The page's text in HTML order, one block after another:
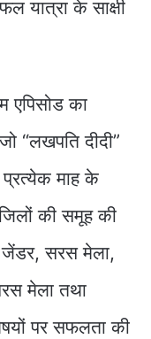
यात्रा के साक्षी
एपिसोड का
“लखपति दीदी”
माह के
जिलों की समूह की
जेंडर, सरस मेला,
मेला तथा
पर सफलता की